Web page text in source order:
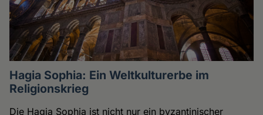
Hagia Sophia: Ein Weltkulturerbe im
Religionskrieg
Die Hagia Sophia ist nicht nur ein byzantinischer